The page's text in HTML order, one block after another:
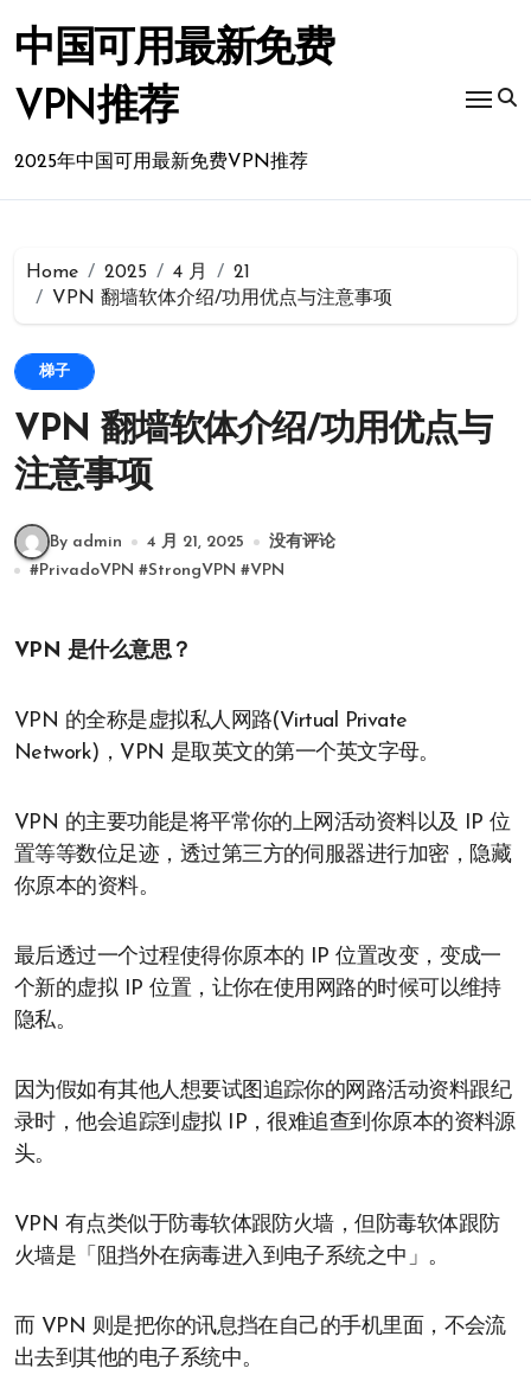
to
content
中国可用最新免费
VPN推荐
2025年中国可用最新免费VPN推荐
Home 2025 4 月
21
VPN 翻墙软体介绍/功用优点与注意事项
梯子
VPN 翻墙软体介绍/功用优点与
注意事项
By admin 4 月 21, 2025
没有评论
#PrivadoVPN #StrongVPN #VPN
VPN 是什么意思？
VPN 的全称是虚拟私人网路(Virtual Private
Network)，VPN 是取英文的第一个英文字母。
VPN 的主要功能是将平常你的上网活动资料以及 IP 位
置等等数位足迹，透过第三方的伺服器进行加密，隐藏
你原本的资料。
最后透过一个过程使得你原本的 IP 位置改变，变成一
个新的虚拟 IP 位置，让你在使用网路的时候可以维持
隐私。
因为假如有其他人想要试图追踪你的网路活动资料跟纪
录时，他会追踪到虚拟 IP，很难追查到你原本的资料源
头。
VPN 有点类似于防毒软体跟防火墙，但防毒软体跟防
火墙是「阻挡外在病毒进入到电子系统之中」。
而 VPN 则是把你的讯息挡在自己的手机里面，不会流
出去到其他的电子系统中。